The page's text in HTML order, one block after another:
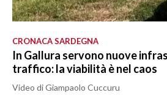
CRONACA SARDEGNA
In Gallura servono nuove
traffico: la viabilità è nel caos
Video di Giampaolo Cuccuru